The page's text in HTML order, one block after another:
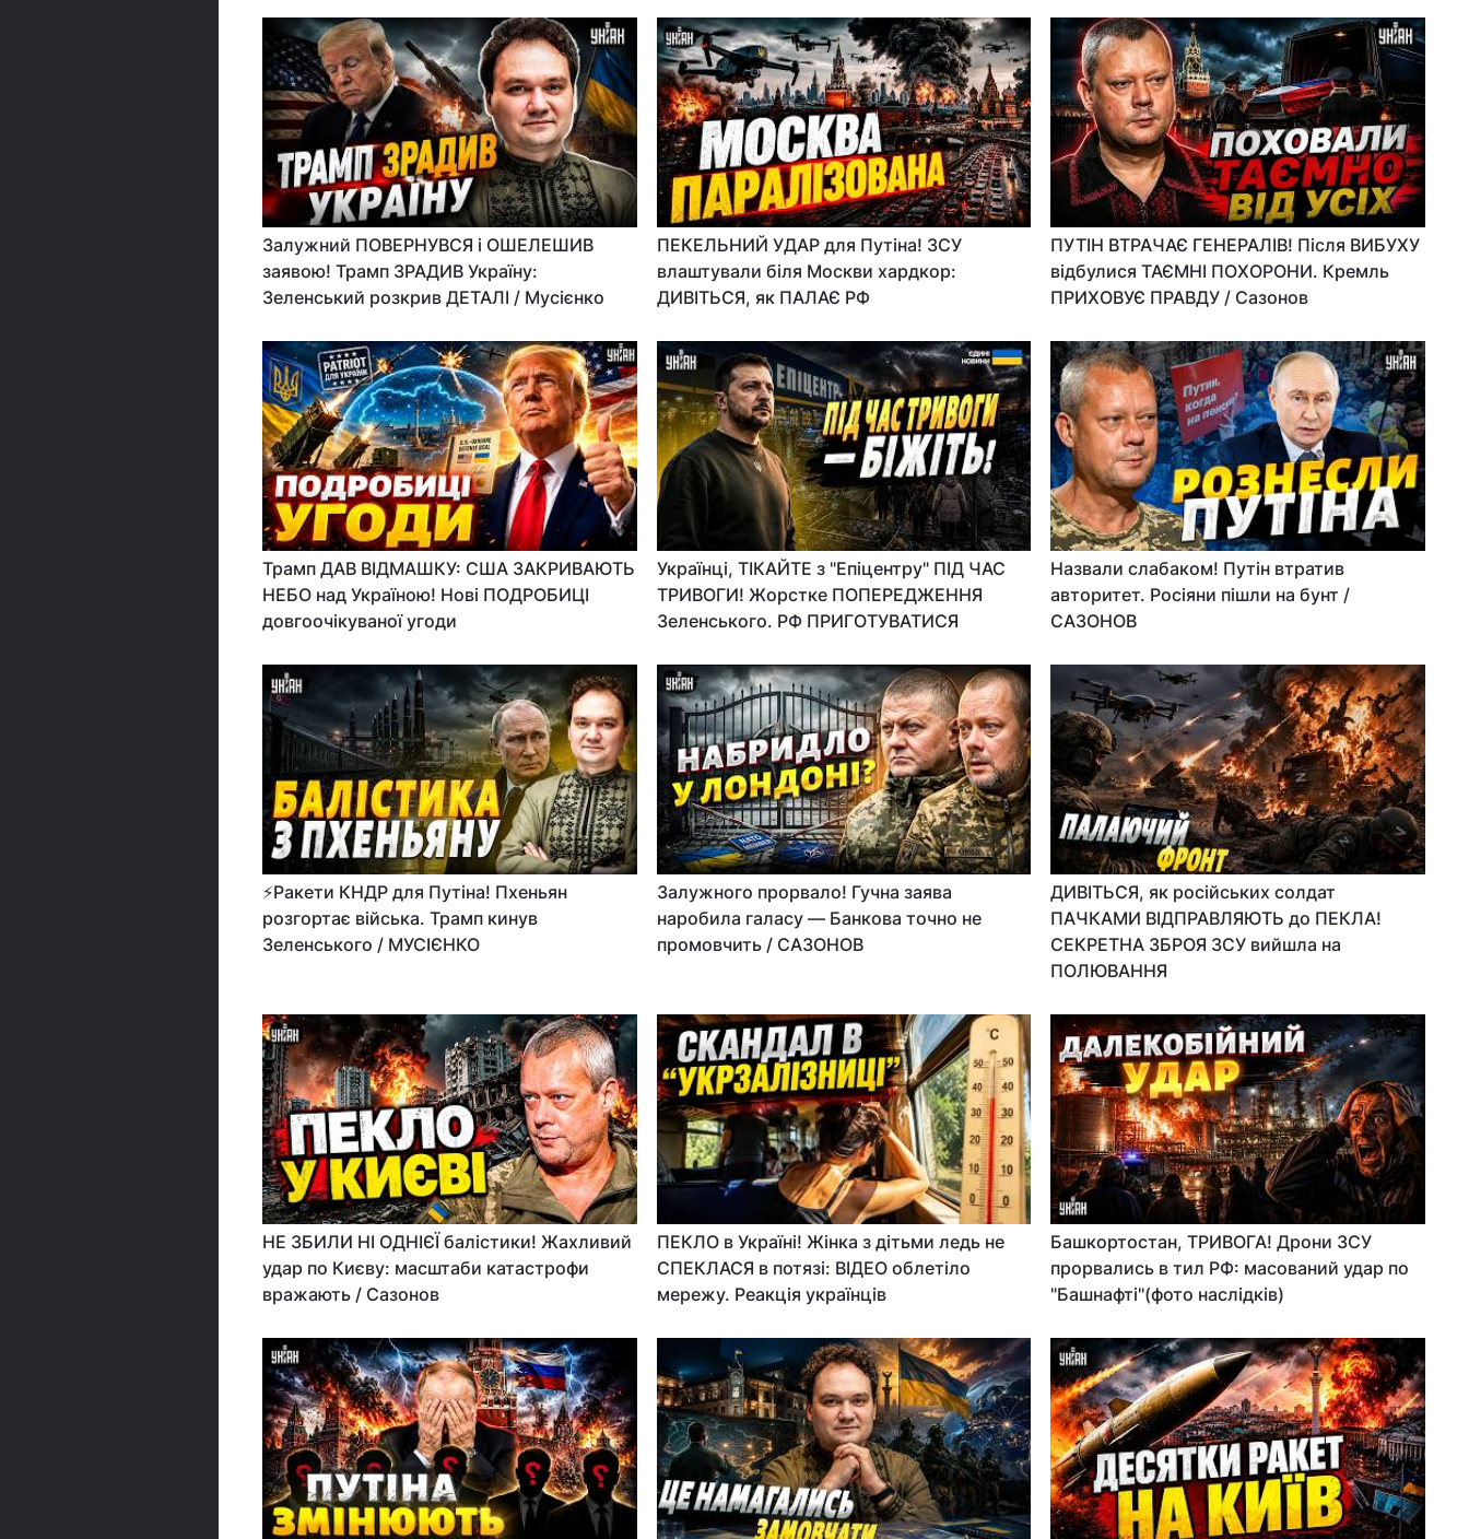
Залужний ПОВЕРНУВСЯ і ОШЕЛЕШИВ
заявою! Трамп ЗРАДИВ Україну:
Зеленський розкрив ДЕТАЛІ / Мусієнко
ПЕКЕЛЬНИЙ УДАР для Путіна! ЗСУ
влаштували біля Москви хардкор:
ДИВІТЬСЯ, як ПАЛАЄ РФ
ПУТІН ВТРАЧАЄ ГЕНЕРАЛІВ! Після ВИБУХУ
відбулися ТАЄМНІ ПОХОРОНИ. Кремль
ПРИХОВУЄ ПРАВДУ / Сазонов
Трамп ДАВ ВІДМАШКУ: США ЗАКРИВАЮТЬ
НЕБО над Україною! Нові ПОДРОБИЦІ
довгоочікуваної угоди
Українці, ТІКАЙТЕ з "Епіцентру" ПІД ЧАС
ТРИВОГИ! Жорстке ПОПЕРЕДЖЕННЯ
Зеленського. РФ ПРИГОТУВАТИСЯ
Назвали слабаком! Путін втратив
авторитет. Росіяни пішли на бунт /
САЗОНОВ
⚡️Ракети КНДР для Путіна! Пхеньян
розгортає війська. Трамп кинув
Зеленського / МУСІЄНКО
Залужного прорвало! Гучна заява
наробила галасу — Банкова точно не
промовчить / САЗОНОВ
ДИВІТЬСЯ, як російських солдат
ПАЧКАМИ ВІДПРАВЛЯЮТЬ до ПЕКЛА!
СЕКРЕТНА ЗБРОЯ ЗСУ вийшла на
ПОЛЮВАННЯ
НЕ ЗБИЛИ НІ ОДНІЄЇ балістики! Жахливий
удар по Києву: масштаби катастрофи
вражають / Сазонов
ПЕКЛО в Україні! Жінка з дітьми ледь не
СПЕКЛАСЯ в потязі: ВІДЕО облетіло
мережу. Реакція українців
Башкортостан, ТРИВОГА! Дрони ЗСУ
прорвались в тил РФ: масований удар по
"Башнафті"(фото наслідків)